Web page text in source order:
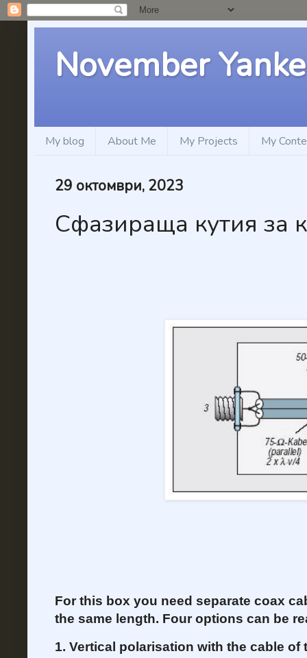
November
My blog About Me My Projects My
29 октомври, 2023
Сфазираща кутия за
For this box you need separate coax
the same length. Four options can be
1. Vertical polarisation with the cable of